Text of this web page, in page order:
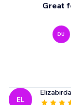
Great
DU
EL